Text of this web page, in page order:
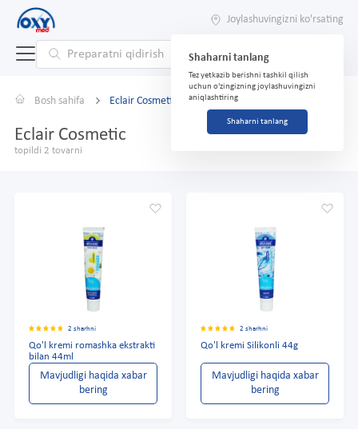
Joylashuvingizni ko'rsating
Shaharni tanlang
Tez yetkazib berishni tashkil qilish
uchun o'zingizning joylashuvingizni
aniqlashtiring
Shaharni tanlang
Bosh sahifa Eclair Cosmetic
Eclair Cosmetic
topildi 2 tovarni
2 sharhni
Qo'l kremi romashka ekstrakti
bilan 44ml
Mavjudligi haqida xabar
bering
2 sharhni
Qo'l kremi Silikonli 44g
Mavjudligi haqida xabar
bering